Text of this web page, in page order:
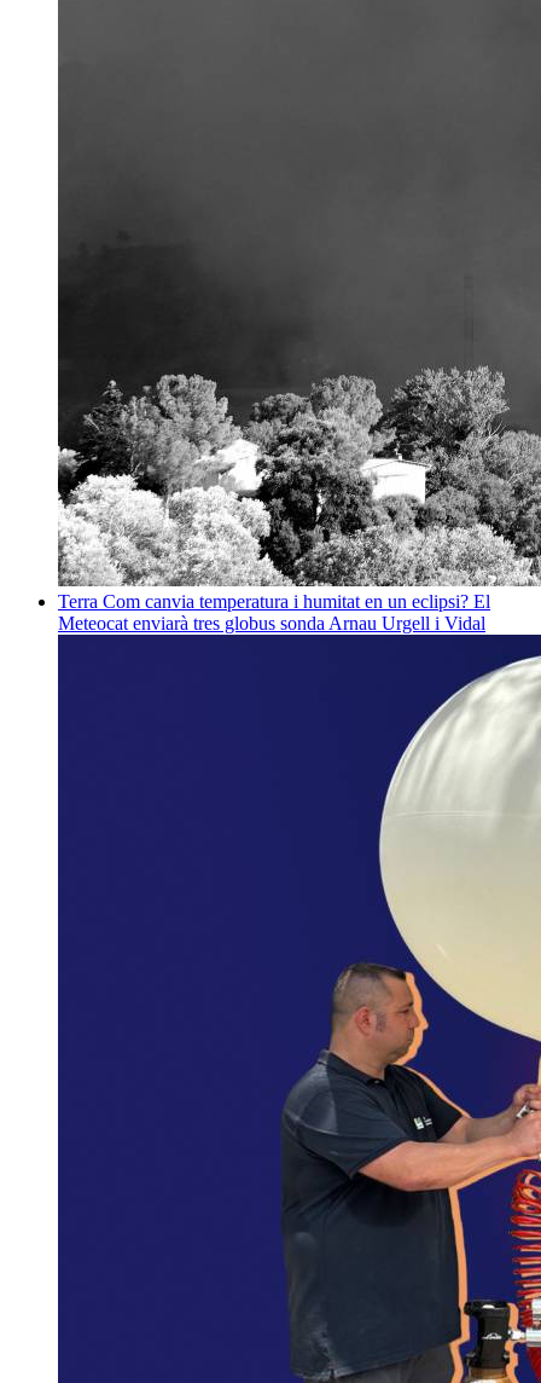
Terra Com canvia temperatura i humitat en un eclipsi? El
Meteocat enviarà tres globus sonda Arnau Urgell i Vidal